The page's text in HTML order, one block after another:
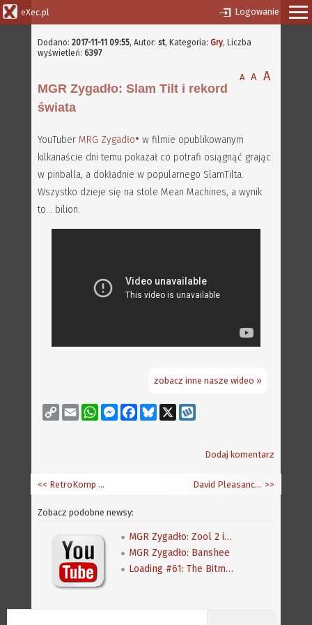
eXec.pl Logowanie
Dodano: 2017-11-11 09:55, Autor: st, Kategoria: Gry, Liczba
wyświetleń: 6397
A A A
MGR Zygadło: Slam Tilt i rekord
świata
YouTuber MRG Zygadło
w filmie opublikowanym
kilkanaście dni temu pokazał co potrafi osiągnąć grając
w pinballa, a dokładnie w popularnego SlamTilta.
Wszystko dzieje się na stole Mean Machines, a wynik
to... bilion.
zobacz inne nasze wideo »
Copy
Link
Email WhatsAppMessenger
FacebookBluesky
Dodaj komentarz
David Pleasance - kolejne wywiady >>
<< RetroKomp / Load Error 2017 - wyniki scenowego party
Zobacz podobne newsy:
MGR Zygadło: Zool 2 i jego antypirackie zabezpieczenie...
MGR Zygadło: Banshee
Loading #61: The Bitmap Brothers